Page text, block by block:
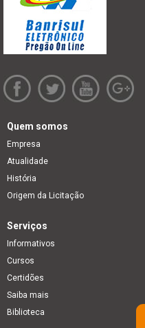
Quem somos
Empresa
Atualidade
História
Origem da Licitação
Serviços
Informativos
Cursos
Certidões
Saiba mais
Biblioteca